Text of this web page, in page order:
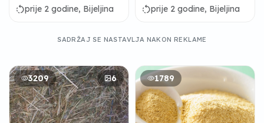
rotate_leftprije 2 godine, Bijeljina
rotate_leftprije 2 godine, Bijeljina
SADRŽAJ SE NASTAVLJA NAKON REKLAME
3209 6 1789